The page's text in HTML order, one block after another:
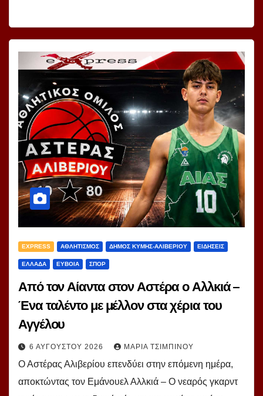
EXPRESS ΑΘΛΗΤΙΣΜΟΣ ΔΗΜΟΣ ΚΥΜΗΣ-ΑΛΙΒΕΡΙΟΥ ΕΙΔΗΣΕΙΣ
ΕΛΛΑΔΑ ΕΥΒΟΙΑ ΣΠΟΡ
Από τον Αίαντα στον Αστέρα ο Αλλκιά –
Ένα ταλέντο με μέλλον στα χέρια του
Αγγέλου
6 ΑΥΓΟΎΣΤΟΥ 2026 ΜΑΡΊΑ ΤΣΙΜΠΙΝΟΎ
Ο Αστέρας Αλιβερίου επενδύει στην επόμενη ημέρα,
αποκτώντας τον Εμάνουελ Αλλκιά – Ο νεαρός γκαρντ